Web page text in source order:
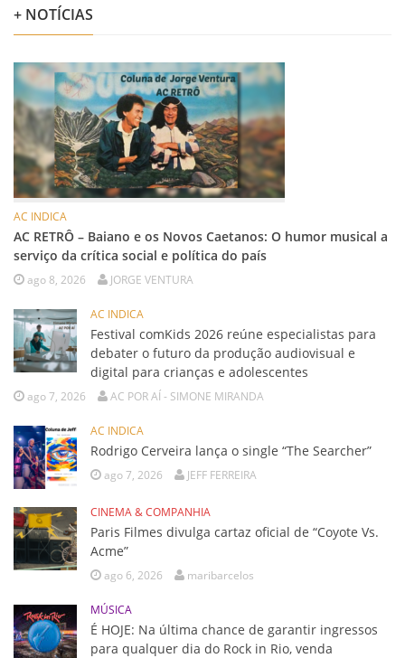
+ NOTÍCIAS
AC INDICA
AC RETRÔ – Baiano e os Novos Caetanos: O humor musical a
serviço da crítica social e política do país
ago 8, 2026 JORGE VENTURA
AC INDICA
Festival comKids 2026 reúne especialistas para
debater o futuro da produção audiovisual e
digital para crianças e adolescentes
ago 7, 2026 AC POR AÍ - SIMONE MIRANDA
AC INDICA
Rodrigo Cerveira lança o single “The Searcher”
ago 7, 2026 JEFF FERREIRA
CINEMA & COMPANHIA
Paris Filmes divulga cartaz oficial de “Coyote Vs.
Acme”
ago 6, 2026 maribarcelos
MÚSICA
É HOJE: Na última chance de garantir ingressos
para qualquer dia do Rock in Rio, venda